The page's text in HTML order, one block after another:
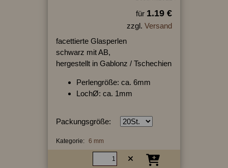
für 1.19 €
zzgl. Versand
facettierte Glasperlen
schwarz mit AB,
hergestellt in Gablonz / Tschechien
Perlengröße: ca. 6mm
LochØ: ca. 1mm
Packungsgröße:
Kategorie: 6 mm